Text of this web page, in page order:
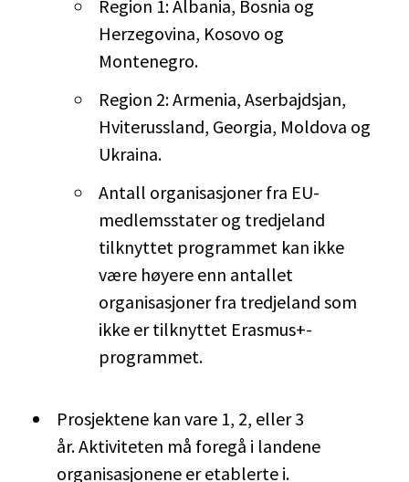
Region 1: Albania, Bosnia og
Herzegovina, Kosovo og
Montenegro.
Region 2: Armenia, Aserbajdsjan,
Hviterussland, Georgia, Moldova og
Ukraina.
Antall organisasjoner fra EU-
medlemsstater og tredjeland
tilknyttet programmet kan ikke
være høyere enn antallet
organisasjoner fra tredjeland som
ikke er tilknyttet Erasmus+-
programmet.
Prosjektene kan vare 1, 2, eller 3
år. Aktiviteten må foregå i landene
organisasjonene er etablerte i.